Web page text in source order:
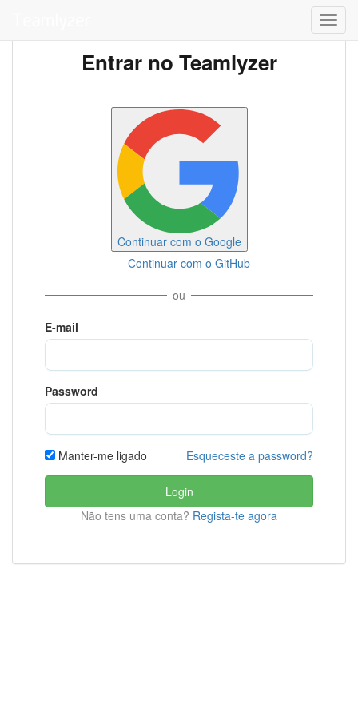
Entrar no Teamlyzer
Continuar com o Google
Continuar com o GitHub
ou
E-mail
Password
Manter-me ligado Esqueceste a password?
Login
Não tens uma conta? Regista-te agora